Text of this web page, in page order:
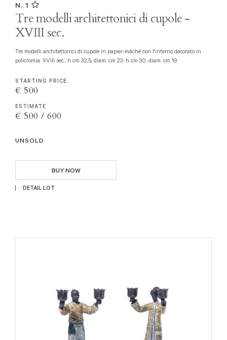
N. 1
Tre modelli architettonici di cupole -
XVIII sec.
Tre modelli architettonici di cupole in papier-mâché con l'interno decorato in
policromia. XVIII sec., h cm 32,5, diam. cm 23, h cm 30, diam. cm 19
STARTING PRICE
€ 500
ESTIMATE
€ 500 / 600
UNSOLD
BUY NOW
DETAIL LOT